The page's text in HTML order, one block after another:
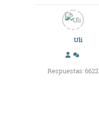
Uli
Respuestas: 6622